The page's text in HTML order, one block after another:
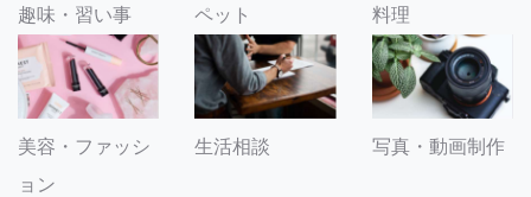
趣味・習い事 ペット 料理
美容・ファッシ
ョン
生活相談 写真・動画制作